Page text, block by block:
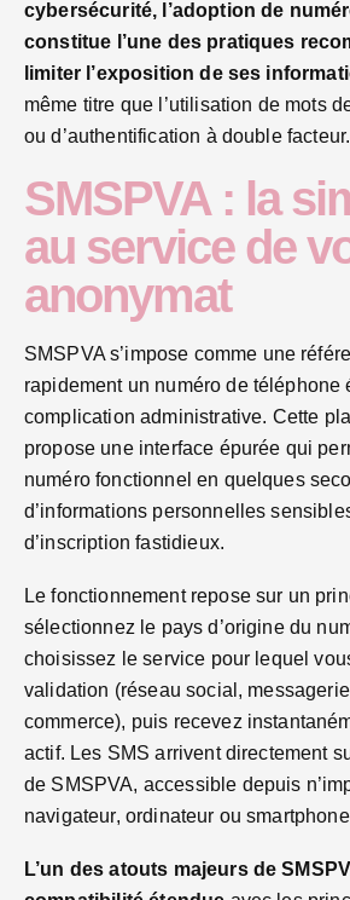
cybersécurité, l’adoption de
constitue l’une des pratiques
limiter l’exposition de ses
même titre que l’utilisation de mots
ou d’authentification à double facteur.
SMSPVA : la
au service de
anonymat
SMSPVA s’impose comme une
rapidement un numéro de téléphone
complication administrative. Cette
propose une interface épurée qui
numéro fonctionnel en quelques
d’informations personnelles
d’inscription fastidieux.
Le fonctionnement repose sur un
sélectionnez le pays d’origine du
choisissez le service pour lequel
validation (réseau social,
commerce), puis recevez
actif. Les SMS arrivent directement
de SMSPVA, accessible depuis
navigateur, ordinateur ou
L’un des atouts majeurs de